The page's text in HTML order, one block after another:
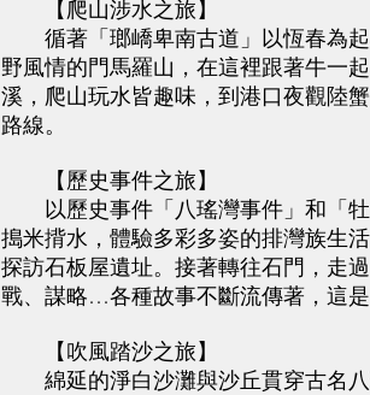
【爬山涉水之旅】
循著「瑯嶠卑南古道」以恆春為起
野風情的門馬羅山，在這裡跟著牛一
溪，爬山玩水皆趣味，到港口夜觀陸
路線。
【歷史事件之旅】
以歷史事件「八瑤灣事件」和「牡
搗米揹水，體驗多彩多姿的排灣族生
探訪石板屋遺址。接著轉往石門，走
戰、謀略…各種故事不斷流傳著，這
【吹風踏沙之旅】
綿延的淨白沙灘與沙丘貫穿古名八